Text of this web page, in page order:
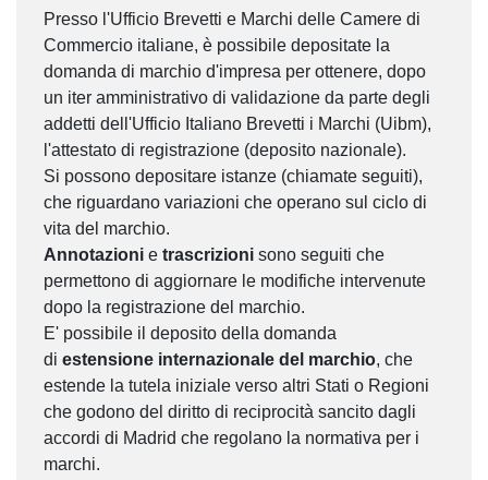
Presso l'Ufficio Brevetti e Marchi delle Camere di
Commercio italiane, è possibile depositate la
domanda di marchio d'impresa per ottenere, dopo
un iter amministrativo di validazione da parte degli
addetti dell'Ufficio Italiano Brevetti i Marchi (Uibm),
l'attestato di registrazione (deposito nazionale).
Si possono depositare istanze (chiamate seguiti),
che riguardano variazioni che operano sul ciclo di
vita del marchio.
Annotazioni e trascrizioni sono seguiti che
permettono di aggiornare le modifiche intervenute
dopo la registrazione del marchio.
E' possibile il deposito della domanda
di estensione internazionale del marchio, che
estende la tutela iniziale verso altri Stati o Regioni
che godono del diritto di reciprocità sancito dagli
accordi di Madrid che regolano la normativa per i
marchi.